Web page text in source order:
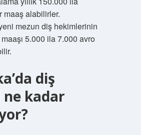
maaş alabilirler.
mezun diş hekimlerinin
5.000 ila 7.000 avro
diş
kadar